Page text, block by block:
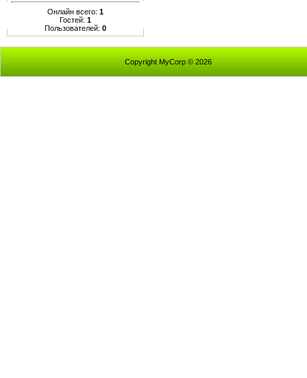
Онлайн всего: 1
Гостей: 1
Пользователей: 0
Copyright MyCorp © 2026